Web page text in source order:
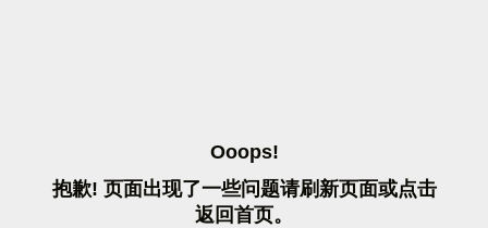
OOOPS!
抱歉! 页面出现了一些问题请刷 新页面或点击
返 回首页。